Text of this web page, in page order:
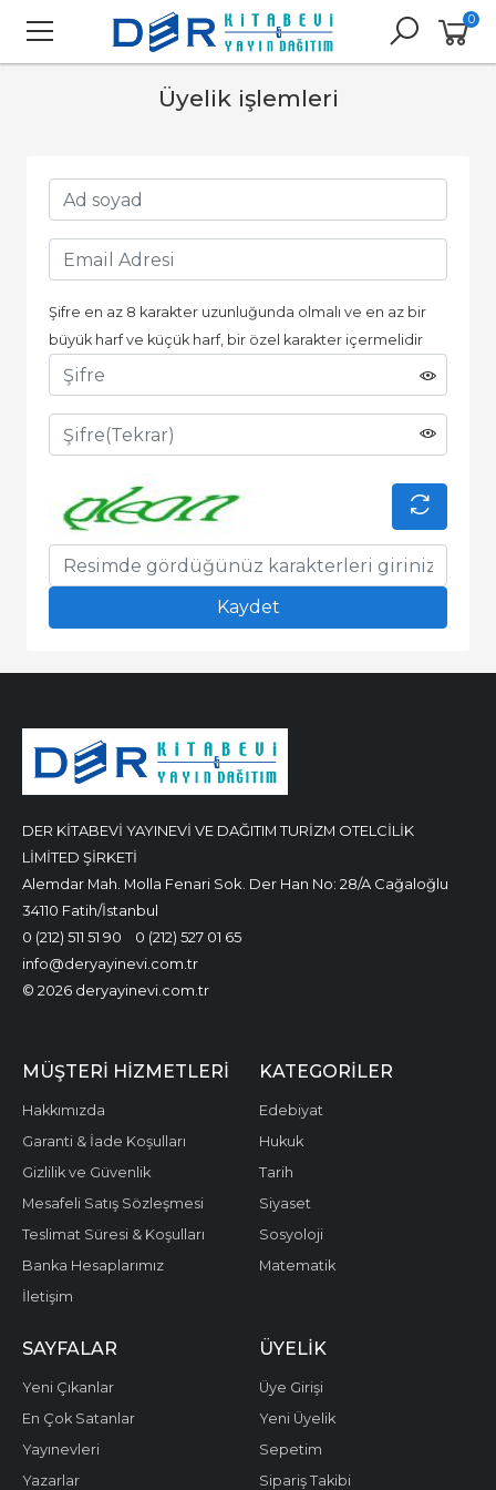
0
Üyelik işlemleri
Şifre en az 8 karakter uzunluğunda olmalı ve en az bir
büyük harf ve küçük harf, bir özel karakter içermelidir
DER KİTABEVİ YAYINEVİ VE DAĞITIM TURİZM OTELCİLİK
LİMİTED ŞİRKETİ
Alemdar Mah. Molla Fenari Sok. Der Han No: 28/A Cağaloğlu
34110 Fatih/İstanbul
0 (212) 511 51 90
0 (212) 527 01 65
info@deryayinevi.com.tr
© 2026 deryayinevi.com.tr
MÜŞTERI HIZMETLERI
Hakkımızda
Garanti & İade Koşulları
Gizlilik ve Güvenlik
Mesafeli Satış Sözleşmesi
Teslimat Süresi & Koşulları
Banka Hesaplarımız
İletişim
KATEGORILER
Edebiyat
Hukuk
Tarih
Siyaset
Sosyoloji
Matematik
SAYFALAR
Yeni Çıkanlar
En Çok Satanlar
Yayınevleri
Yazarlar
ÜYELIK
Üye Girişi
Yeni Üyelik
Sepetim
Sipariş Takibi